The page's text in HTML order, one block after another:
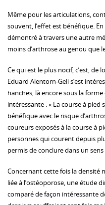
Même pour les articulations,
souvent, l’effet est bénéfique.
démontré à travers une autre
moins d’arthrose au genou que
Ce qui est le plus nocif, c’est, de
Eduard Alentorn-Geli s’est
hanches, là encore sous la
intéressante : « La course à pied
bénéfique avec le risque
coureurs exposés à la course à
personnes qui courent depuis
permis de conclure dans un sens
Concernant cette fois la densité
liée à l’ostéoporose, une étude
comparé de façon intéressante